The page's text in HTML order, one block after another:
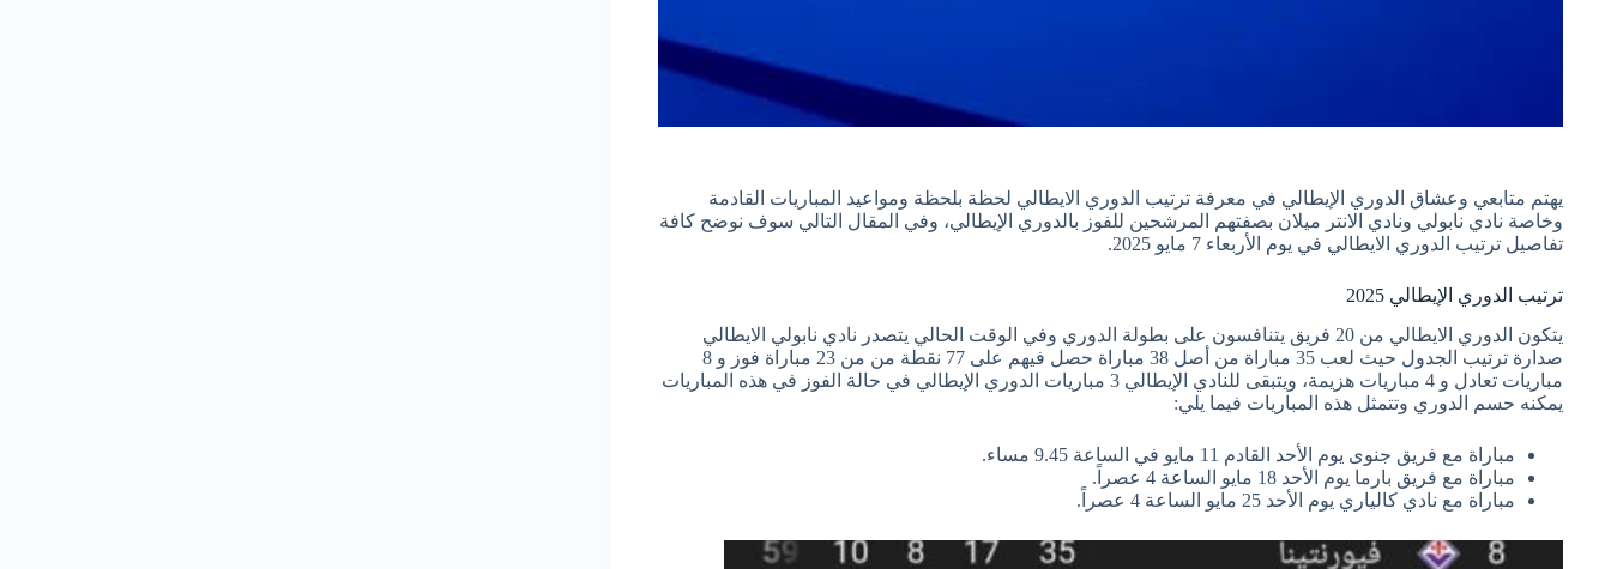
يهتم متابعي وعشاق الدوري الإيطالي في معرفة ترتيب الدوري الايطالي لحظة بلحظة ومواعيد المباريات القادمة
وخاصة نادي نابولي ونادي الانتر ميلان بصفتهم المرشحين للفوز بالدوري الإيطالي، وفي المقال التالي سوف نوضح كافة
تفاصيل ترتيب الدوري الايطالي في يوم الأربعاء 7 مايو 2025.
ترتيب الدوري الإيطالي 2025
يتكون الدوري الايطالي من 20 فريق يتنافسون على بطولة الدوري وفي الوقت الحالي يتصدر نادي نابولي الايطالي
صدارة ترتيب الجدول حيث لعب 35 مباراة من أصل 38 مباراة حصل فيهم على 77 نقطة من من 23 مباراة فوز و 8
مباريات تعادل و 4 مباريات هزيمة، ويتبقى للنادي الإيطالي 3 مباريات الدوري الإيطالي في حالة الفوز في هذه المباريات
يمكنه حسم الدوري وتتمثل هذه المباريات فيما يلي:
مباراة مع فريق جنوى يوم الأحد القادم 11 مايو في الساعة 9.45 مساء.
مباراة مع فريق بارما يوم الأحد 18 مايو الساعة 4 عصراً.
مباراة مع نادي كالياري يوم الأحد 25 مايو الساعة 4 عصراً.